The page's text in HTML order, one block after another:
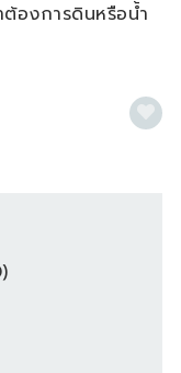
ต้องการดินหรือน้ำ